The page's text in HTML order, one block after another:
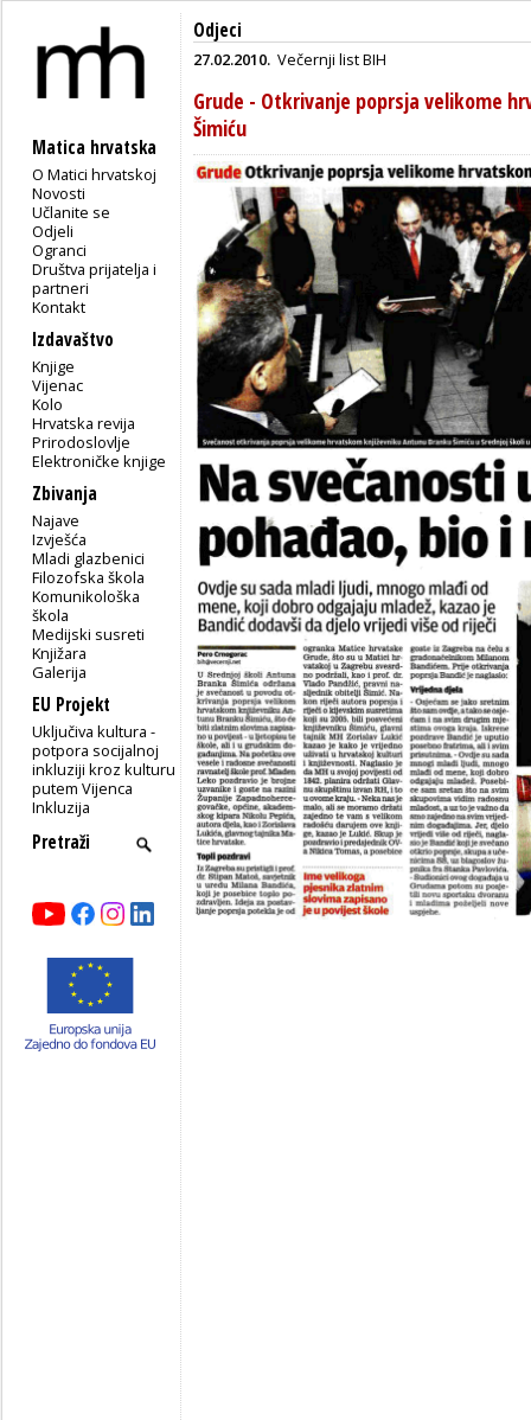
Matica hrvatska
O Matici hrvatskoj
Novosti
Učlanite se
Odjeli
Ogranci
Društva prijatelja i
partneri
Kontakt
Izdavaštvo
Knjige
Vijenac
Kolo
Hrvatska revija
Prirodoslovlje
Elektroničke knjige
Zbivanja
Najave
Izvješća
Mladi glazbenici
Filozofska škola
Komunikološka
škola
Medijski susreti
Knjižara
Galerija
EU Projekt
Uključiva kultura -
potpora socijalnoj
inkluziji kroz kulturu
putem Vijenca
Inkluzija
Odjeci
27.02.2010. Večernji list BIH
Grude - Otkrivanje poprsja velikome
Šimiću